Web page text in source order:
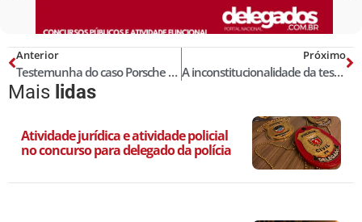
Anterior
Testemunha do caso Porsche chora ao depor: “Decidi falar a verdade”
Próximo
A inconstitucionalidade da tese do STJ sobre incompatibilidade do furto mediante repouso noturno com as qualificadoras (furto qualificado)
Mais lidas
Atividade jurídica e atividade policial
no concurso para delegado da polícia